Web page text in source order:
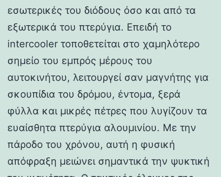
εσωτερικές του διόδους όσο και από τα
εξωτερικά του πτερύγια. Επειδή το
intercooler τοποθετείται στο χαμηλότερο
σημείο του εμπρός μέρους του
αυτοκινήτου, λειτουργεί σαν μαγνήτης για
σκουπίδια του δρόμου, έντομα, ξερά
φύλλα και μικρές πέτρες που λυγίζουν τα
ευαίσθητα πτερύγια αλουμινίου. Με την
πάροδο του χρόνου, αυτή η φυσική
απόφραξη μειώνει σημαντικά την ψυκτική